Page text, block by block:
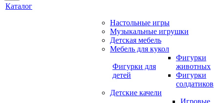
Каталог
Настольные игры
Музыкальные игрушки
Детская мебель
Мебель для кукол
Фигурки для
детей
Фигурки
животных
Фигурки
солдатиков
Детские качели
Игровые